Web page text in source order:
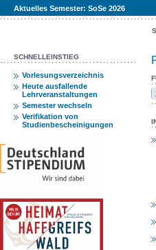
Aktuelles Semester: SoSe 2026
SCHNELLEINSTIEG
Vorlesungsverzeichnis
Heute ausfallende
Lehrveranstaltungen
Semester wechseln
Verifikation von
Studienbescheinigungen